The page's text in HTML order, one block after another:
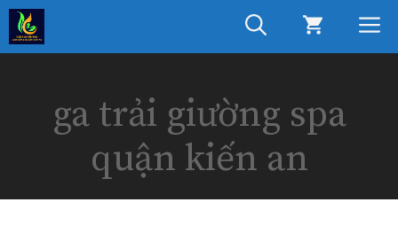
Chuyển
đến
nội
ga trải giường spa
quận kiến an